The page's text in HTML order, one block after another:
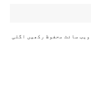
سائٹ محفوظ رکھیں اگلی